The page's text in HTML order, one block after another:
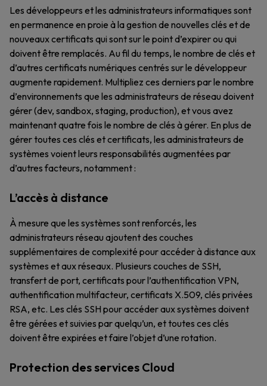
Les développeurs et les administrateurs informatiques sont
en permanence en proie à la gestion de nouvelles clés et de
nouveaux certificats qui sont sur le point d’expirer ou qui
doivent être remplacés. Au fil du temps, le nombre de clés et
d’autres certificats numériques centrés sur le développeur
augmente rapidement. Multipliez ces derniers par le nombre
d’environnements que les administrateurs de réseau doivent
gérer (dev, sandbox, staging, production), et vous avez
maintenant quatre fois le nombre de clés à gérer. En plus de
gérer toutes ces clés et certificats, les administrateurs de
systèmes voient leurs responsabilités augmentées par
d’autres facteurs, notamment :
L’accès à distance
À mesure que les systèmes sont renforcés, les
administrateurs réseau ajoutent des couches
supplémentaires de complexité pour accéder à distance aux
systèmes et aux réseaux. Plusieurs couches de SSH,
transfert de port, certificats pour l’authentification VPN,
authentification multifacteur, certificats X.509, clés privées
RSA, etc. Les clés SSH pour accéder aux systèmes doivent
être gérées et suivies par quelqu’un, et toutes ces clés
doivent être expirées et faire l’objet d’une rotation.
Protection des services Cloud